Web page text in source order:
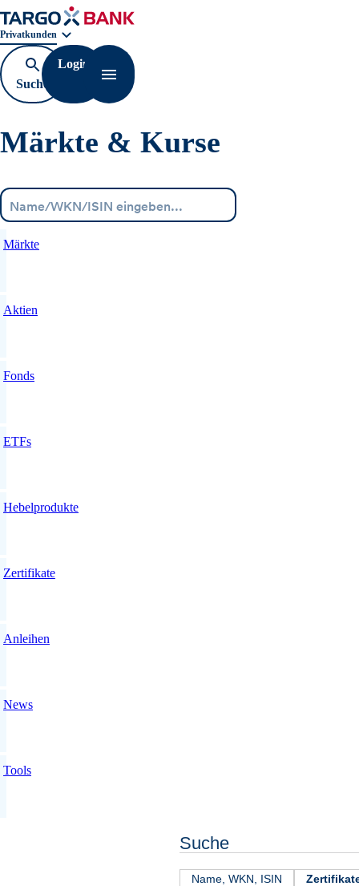
Geschäftsbereichnavigation. Aktuelle Auswahl:
Privatkunden
Suche
öffnen
Login
Navigation öffnen
Märkte & Kurse
Märkte
Aktien
Fonds
ETFs
Hebelprodukte
Zertifikate
Anleihen
News
Tools
Suche
Name, WKN, ISIN